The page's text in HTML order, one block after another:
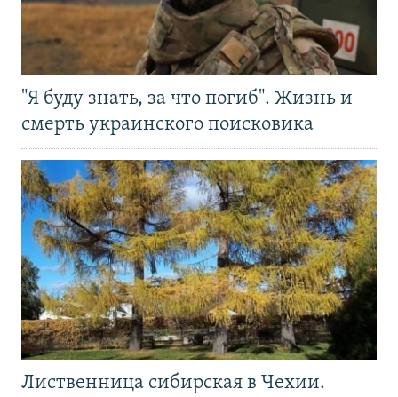
"Я буду знать, за что погиб". Жизнь и
смерть украинского поисковика
Лиственница сибирская в Чехии.